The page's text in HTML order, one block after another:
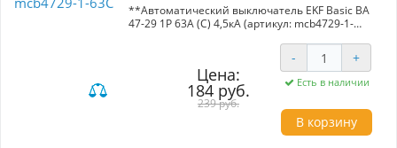
**Автоматический выключатель EKF Basic ВА
47-29 1P 63А (С) 4,5кА (артикул: mcb4729-1-
- **Максимальный ток короткого
замыкания:** 4,5kA
- **Количество полюсов:** 1
- **Напряжение:** 230/400 В
Цена:
184 руб.
239 руб.
- +
Есть в наличии
В корзину